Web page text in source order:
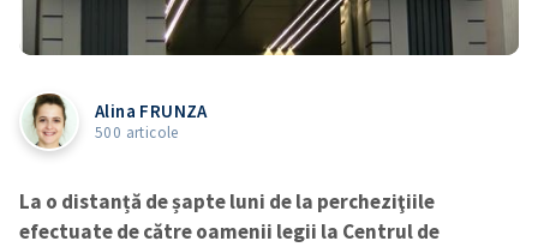
Alina FRUNZA
500 articole
La o distanță de șapte luni de la percheziţiile
efectuate de către oamenii legii la Centrul de